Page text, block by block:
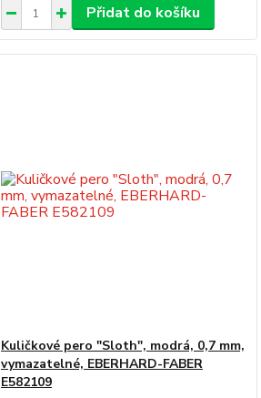
Přidat do košíku
Kuličkové pero "Sloth", modrá, 0,7 mm,
vymazatelné, EBERHARD-FABER
E582109